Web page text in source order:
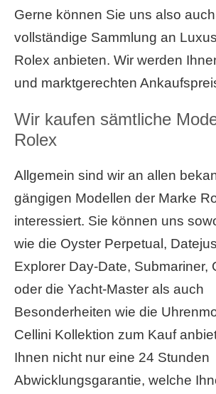
Gerne können Sie uns also
vollständige Sammlung an
Rolex anbieten. Wir werden
und marktgerechten
Wir kaufen sämtliche
Rolex
Allgemein sind wir an allen
gängigen Modellen der Marke
interessiert. Sie können uns
wie die Oyster Perpetual,
Explorer Day-Date, Submariner,
oder die Yacht-Master als auch
Besonderheiten wie die
Cellini Kollektion zum Kauf
Ihnen nicht nur eine 24 Stunden
Abwicklungsgarantie, welche